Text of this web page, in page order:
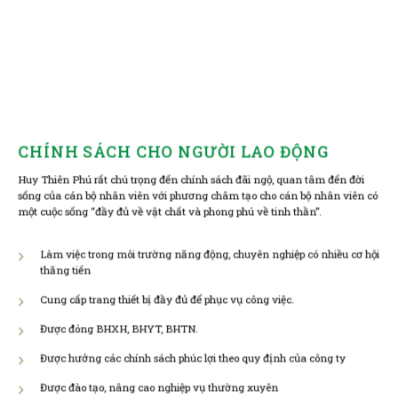
CHÍNH SÁCH CHO NGƯỜI LAO ĐỘNG
Huy Thiên Phú rất chú trọng đến chính sách đãi ngộ, quan tâm đến đời
sống của cán bộ nhân viên với phương châm tạo cho cán bộ nhân viên có
một cuộc sống “đầy đủ về vật chất và phong phú về tinh thần”.
Làm việc trong môi trường năng động, chuyên nghiệp có nhiều cơ hội
thăng tiến
Cung cấp trang thiết bị đầy đủ để phục vụ công việc.
Được đóng BHXH, BHYT, BHTN.
Được hưởng các chính sách phúc lợi theo quy định của công ty
Được đào tạo, nâng cao nghiệp vụ thường xuyên